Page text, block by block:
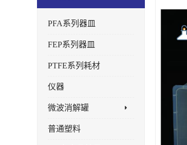
PFA系列器皿
FEP系列器皿
PTFE系列耗材
仪器
微波消解罐
普通塑料